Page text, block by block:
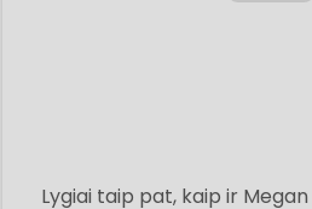
Lygiai taip pat, kaip ir